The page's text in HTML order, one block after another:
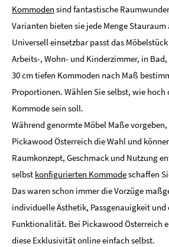
Kommoden sind fantastische
Varianten bieten sie jede Menge Stauraum
Universell einsetzbar passt das
Arbeits-, Wohn- und Kinderzimmer, in
30 cm tiefen Kommoden nach Maß
Proportionen. Wählen Sie selbst, wie hoch
Kommode sein soll.
Während genormte Möbel Maße vorgeben,
Pickawood Österreich die Wahl und
Raumkonzept, Geschmack und Nutzung
selbst konfigurierten Kommodeschaffen
Das waren schon immer die Vorzüge
individuelle Ästhetik, Passgenauigkeit
Funktionalität. Bei Pickawood Österreich
diese Exklusivität online einfach selbst.